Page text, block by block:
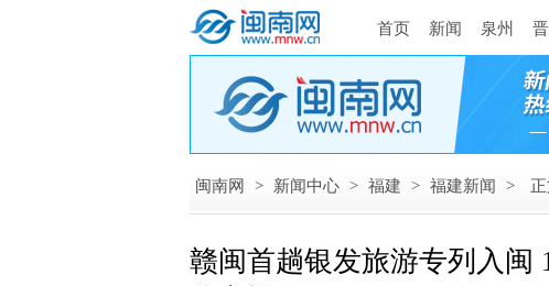
首页 新闻 泉州
闽南网 > 新闻中心 > 福建 > 福建新闻 >
赣闽首趟银发旅游专列入闽